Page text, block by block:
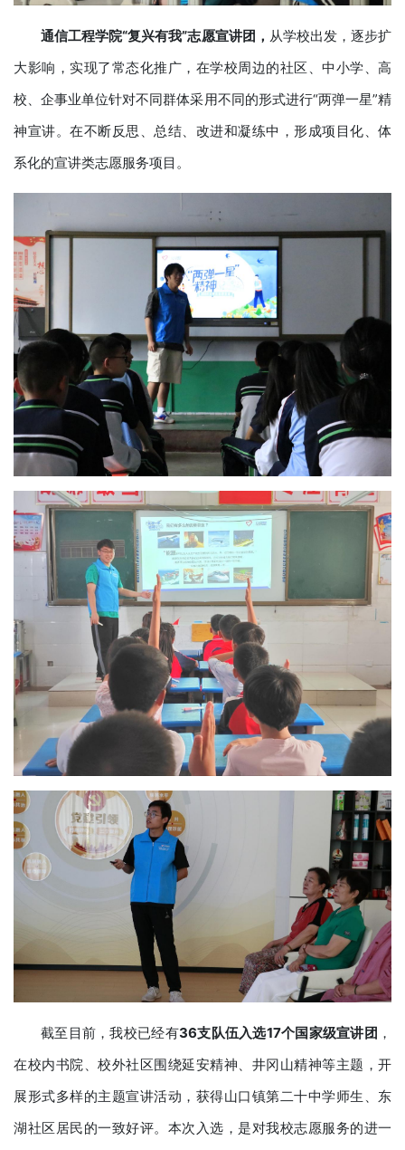
通信工程学院“复兴有我”志愿宣讲团 ， 从学校出发，逐步扩
大影响，实现了常态化推广，在学校周边的社区、中小学、高
校、企事业单位针对不同群体采用不同的形式进行“两弹一星”精
神宣讲。在不断反思、总结、改进和凝练中，形成项目化、体
系化的宣讲类志愿服务项目。
截至目前，我校已经有36支队伍入选17个国家级宣讲团 ，
在校内书院、校外社区围绕延安精神、井冈山精神等主题，开
展形式多样的主题宣讲活动，获得山口镇第二十中学师生、东
湖社区居民的一致好评。本次入选，是对我校志愿服务的进一